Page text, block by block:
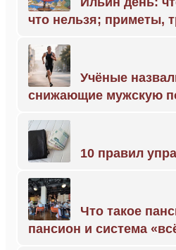
что нельзя; приметы,
Учёные
снижающие мужскую
10 правил
Что такое
пансион и система